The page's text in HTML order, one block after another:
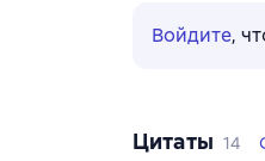
Войдите,
Цитаты 14